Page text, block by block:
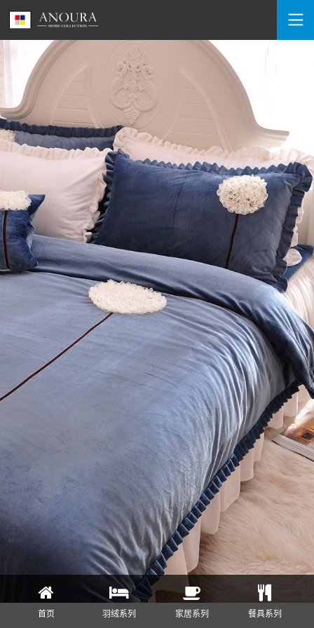
首页 羽绒系列 家居系列 餐具系列